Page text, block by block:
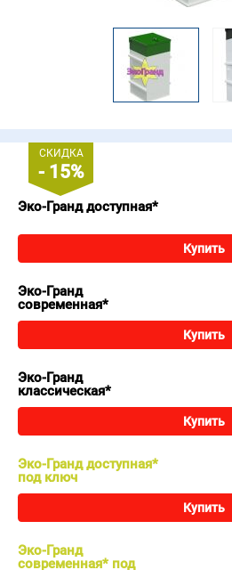
СКИДКА
- 15%
Эко-Гранд доступная*
Купить
Эко-Гранд
современная*
Купить
Эко-Гранд
классическая*
Купить
Эко-Гранд доступная*
под ключ
Купить
Эко-Гранд
современная* под